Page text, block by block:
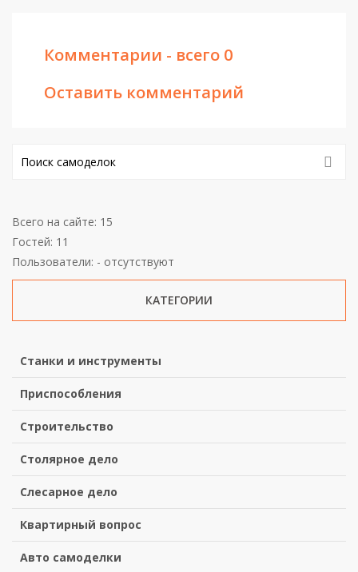
Комментарии - всего 0
Оставить комментарий
Всего на сайте: 15
Гостей: 11
Пользователи: - отсутствуют
КАТЕГОРИИ
Станки и инструменты
Приспособления
Строительство
Столярное дело
Слесарное дело
Квартирный вопрос
Авто самоделки